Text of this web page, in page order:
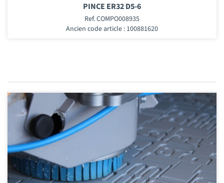
PINCE ER32 D5-6
Ref. COMPO008935
Ancien code article : 100881620